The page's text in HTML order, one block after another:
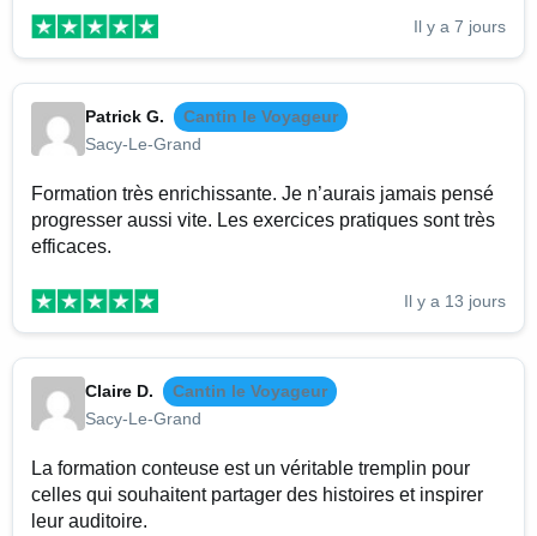
Il y a 7 jours
Patrick G.
Cantin le Voyageur
Sacy-Le-Grand
Formation très enrichissante. Je n’aurais jamais pensé
progresser aussi vite. Les exercices pratiques sont très
efficaces.
Il y a 13 jours
Claire D.
Cantin le Voyageur
Sacy-Le-Grand
La formation conteuse est un véritable tremplin pour
celles qui souhaitent partager des histoires et inspirer
leur auditoire.